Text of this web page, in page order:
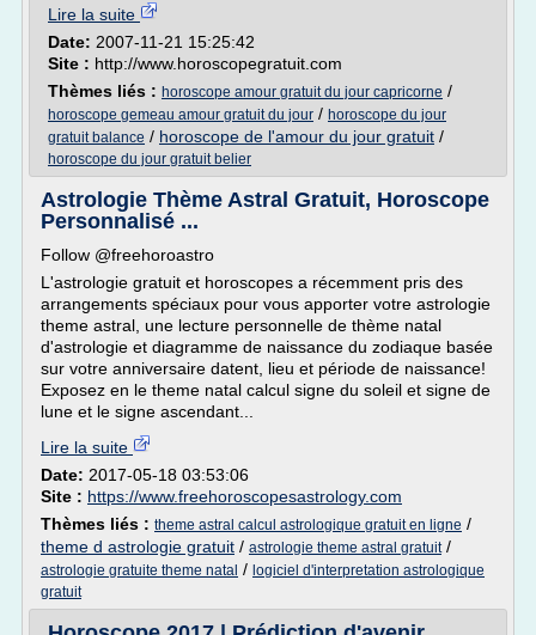
Lire la suite
Date: 2007-11-21 15:25:42
Site : http://www.horoscopegratuit.com
Thèmes liés : horoscope amour gratuit du jour capricorne /
horoscope gemeau amour gratuit du jour / horoscope du jour
gratuit balance / horoscope de l'amour du jour gratuit /
horoscope du jour gratuit belier
Astrologie Thème Astral Gratuit, Horoscope
Personnalisé ...
Follow @freehoroastro
L'astrologie gratuit et horoscopes a récemment pris des
arrangements spéciaux pour vous apporter votre astrologie
theme astral, une lecture personnelle de thème natal
d'astrologie et diagramme de naissance du zodiaque basée
sur votre anniversaire datent, lieu et période de naissance!
Exposez en le theme natal calcul signe du soleil et signe de
lune et le signe ascendant...
Lire la suite
Date: 2017-05-18 03:53:06
Site : https://www.freehoroscopesastrology.com
Thèmes liés : theme astral calcul astrologique gratuit en ligne /
theme d astrologie gratuit / astrologie theme astral gratuit/
astrologie gratuite theme natal / logiciel d'interpretation astrologique
gratuit